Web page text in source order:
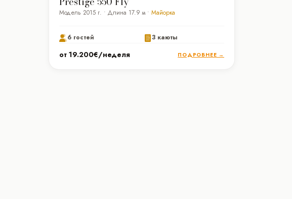
Модель 2015 г. • Длина 17.9 м • Майорка
6 гостей 3 каюты
от 19.200€/неделя ПОДРОБНЕЕ →